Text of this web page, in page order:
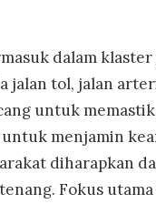
dalam
jalan tol, jalan
untuk
menjamin
diharapkan
Fokus